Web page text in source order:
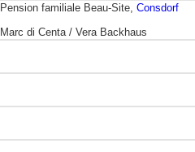
Pension familiale Beau-Site, Consdorf
Marc di Centa / Vera Backhaus